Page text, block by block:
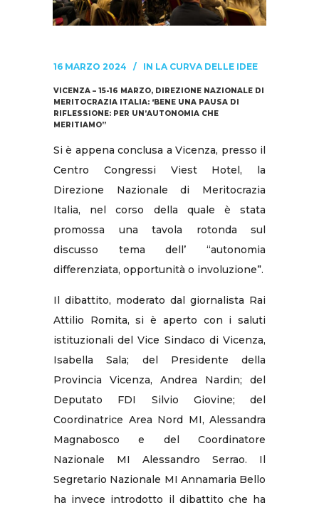
16 MARZO 2024 IN LA CURVA DELLE IDEE
VICENZA – 15-16 MARZO, DIREZIONE NAZIONALE DI
MERITOCRAZIA ITALIA: ‘BENE UNA PAUSA DI
RIFLESSIONE: PER UN’AUTONOMIA CHE
MERITIAMO”
Si è appena conclusa a Vicenza, presso il
Centro Congressi Viest Hotel, la
Direzione Nazionale di Meritocrazia
Italia, nel corso della quale è stata
promossa una tavola rotonda sul
discusso tema dell’ “autonomia
differenziata, opportunità o involuzione”.
Il dibattito, moderato dal giornalista Rai
Attilio Romita, si è aperto con i saluti
istituzionali del Vice Sindaco di Vicenza,
Isabella Sala; del Presidente della
Provincia Vicenza, Andrea Nardin; del
Deputato FDI Silvio Giovine; del
Coordinatrice Area Nord MI, Alessandra
Magnabosco e del Coordinatore
Nazionale MI Alessandro Serrao. Il
Segretario Nazionale MI Annamaria Bello
ha invece introdotto il dibattito che ha